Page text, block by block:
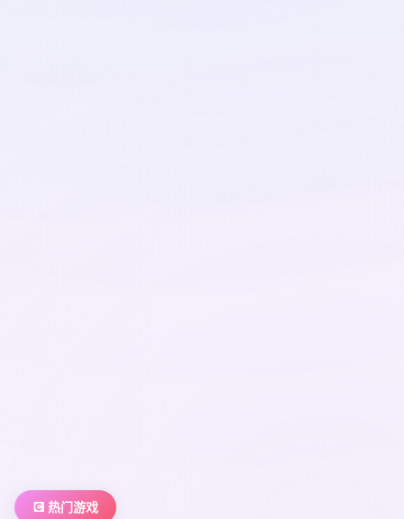
💽 热门游戏